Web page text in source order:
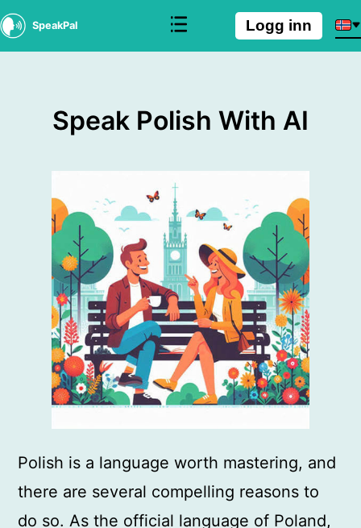
SpeakPal Logg inn
Speak Polish With AI
Polish is a language worth mastering, and
there are several compelling reasons to
do so. As the official language of Poland,